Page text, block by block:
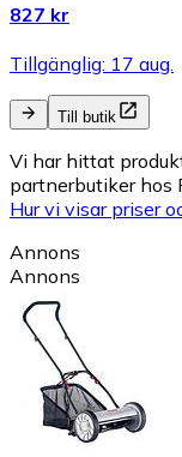
827 kr
Tillgänglig: 17 aug.
Till butik
Vi har hittat
partnerbutiker hos
Hur vi visar priser
Annons
Annons